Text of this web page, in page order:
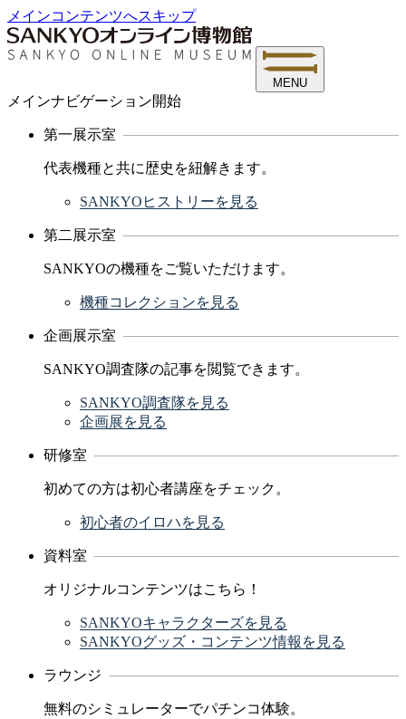
メインコンテンツへスキップ
MENU
メインナビゲーション開始
第一展示室
代表機種と共に歴史を紐解きます。
SANKYOヒストリーを見る
第二展示室
SANKYOの機種をご覧いただけます。
機種コレクションを見る
企画展示室
SANKYO調査隊の記事を閲覧できます。
SANKYO調査隊を見る
企画展を見る
研修室
初めての方は初心者講座をチェック。
初心者のイロハを見る
資料室
オリジナルコンテンツはこちら！
SANKYOキャラクターズを見る
SANKYOグッズ・コンテンツ情報を見る
ラウンジ
無料のシミュレーターでパチンコ体験。